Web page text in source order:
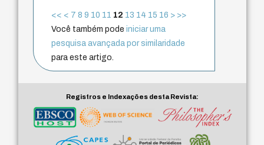
<< < 7 8 9 10 11 12 13 14 15 16 > >>
Você também podeiniciar uma
pesquisa avançada por similaridade
para este artigo.
Registros e Indexações desta Revista: